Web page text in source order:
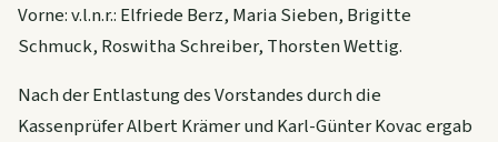
Vorne: v.l.n.r.: Elfriede Berz, Maria Sieben, Brigitte
Schmuck, Roswitha Schreiber, Thorsten Wettig.
Nach der Entlastung des Vorstandes durch die
Kassenprüfer Albert Krämer und Karl-Günter Kovac ergab